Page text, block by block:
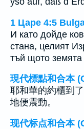
1 Царе 4:5
И като дойде
стана, целият
тъй щото земята
現代標點和合本
耶和華的約櫃到
地便震動。
现代标点和合本